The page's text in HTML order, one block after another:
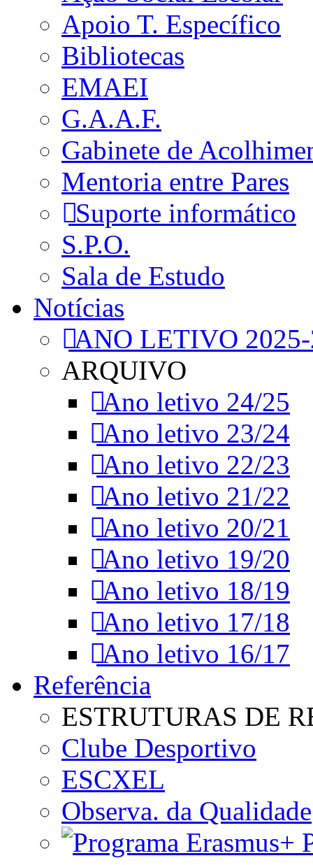
Apoio T. Específico
Bibliotecas
EMAEI
G.A.A.F.
Gabinete de
Mentoria entre Pares
Suporte informático
S.P.O.
Sala de Estudo
Notícias
ANO LETIVO
ARQUIVO
Ano letivo 24/25
Ano letivo 23/24
Ano letivo 22/23
Ano letivo 21/22
Ano letivo 20/21
Ano letivo 19/20
Ano letivo 18/19
Ano letivo 17/18
Ano letivo 16/17
Referência
ESTRUTURAS DE
Clube Desportivo
ESCXEL
Observa. da Qualidade